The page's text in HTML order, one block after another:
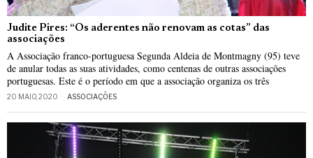
Judite Pires: “Os aderentes não renovam as cotas” das
associações
A Associação franco-portuguesa Segunda Aldeia de Montmagny (95) teve
de anular todas as suas atividades, como centenas de outras associações
portuguesas. Este é o período em que a associação organiza os três
20 MAIO, 2020 ASSOCIAÇÕES